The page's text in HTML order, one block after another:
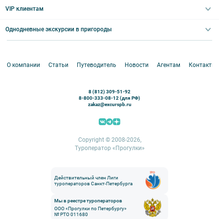
Круизы
Корпоративные мероприятия
Аренда водного транспорта
VIP клиентам
Однодневные экскурсии в пригороды
Кронштадт
Ораниенбаум
Пушкин (Царское село)
О компании Статьи Путеводитель Новости Агентам Контакты
8 (812) 309-51-92
8-800-333-08-12 (для РФ)
zakaz@excurspb.ru
Copyright © 2008-2026,
Туроператор «Прогулки»
Действительный член Лиги
туроператоров Санкт-Петербурга
Мы в реестре туроператоров
ООО «Прогулки по Петербургу»
№ РТО 011680